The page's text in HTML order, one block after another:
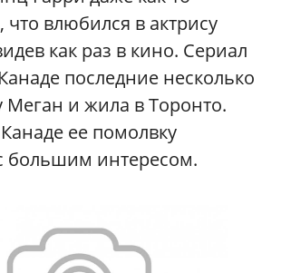
что влюбился в актрису
как раз в кино. Сериал
последние несколько
Меган и жила в Торонто.
ее помолвку
большим интересом.